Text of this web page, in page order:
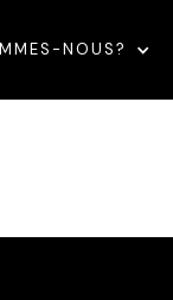
NOUS?